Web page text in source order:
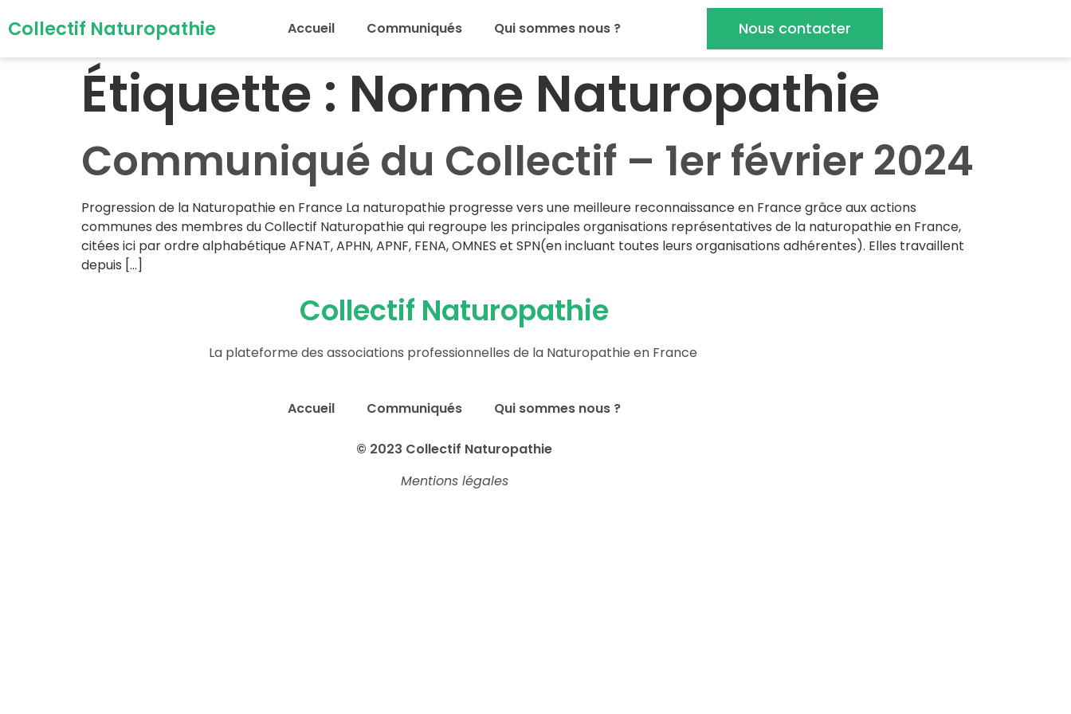
Collectif Naturopathie Accueil Communiqués Qui sommes nous ? Nous contacter
Étiquette : Norme Naturopathie
Communiqué du Collectif – 1er février 2024
Progression de la Naturopathie en France La naturopathie progresse vers une meilleure reconnaissance en France grâce aux actions
communes des membres du Collectif Naturopathie qui regroupe les principales organisations représentatives de la naturopathie en France,
citées ici par ordre alphabétique AFNAT, APHN, APNF, FENA, OMNES et SPN(en incluant toutes leurs organisations adhérentes). Elles travaillent
depuis […]
Collectif Naturopathie
La plateforme des associations professionnelles de la Naturopathie en France
Accueil Communiqués Qui sommes nous ?
© 2023 Collectif Naturopathie
Mentions légales